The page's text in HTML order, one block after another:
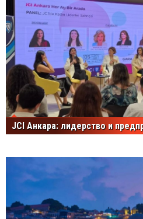
JCI Анкара: лидерство и